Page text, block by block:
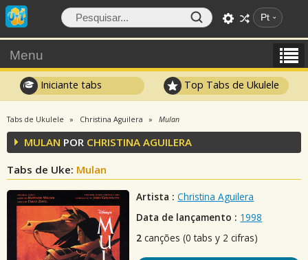
Pt
Menu
Iniciante tabs Top Tabs de Ukulele
Tabs de Ukulele Christina Aguilera Mulan
MULAN POR CHRISTINA AGUILERA
Tabs de Uke: Mulan
Artista : Christina Aguilera
Data de lançamento : 1998
2 canções (0 tabs y 2 cifras)